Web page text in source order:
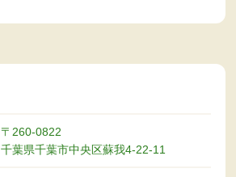
〒260-0822
千葉県千葉市中央区蘇我4-22-11